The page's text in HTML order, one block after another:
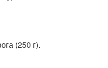
(250 г).